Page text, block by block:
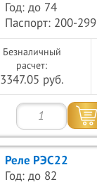
Год: до 74
Паспорт: 200-299
Безналичный
расчет:
3347.05 руб.
Реле РЭС22
Год: до 82